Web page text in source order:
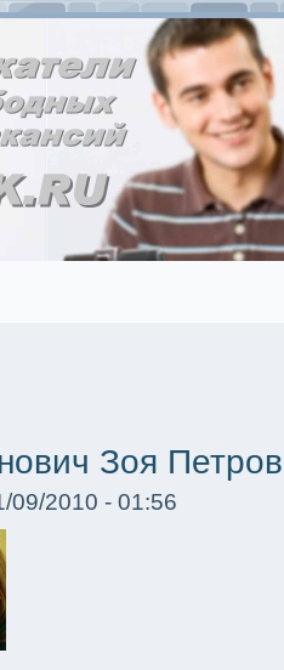
Зоя
09/2010 - 01:56